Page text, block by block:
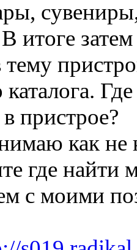
итоге
каталога.
пристрое?
как не
где найти
с моими